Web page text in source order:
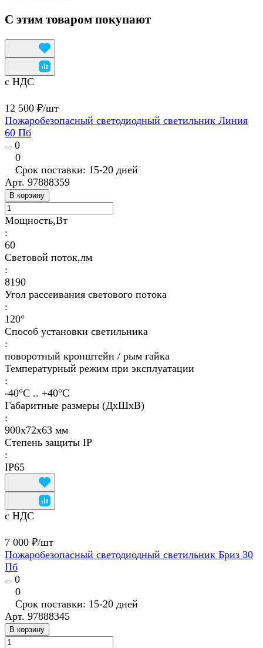
С этим товаром покупают
с НДС
12 500 ₽/шт
Пожаробезопасный светодиодный светильник Линия
60 Пб
0
0
Срок поставки: 15-20 дней
Арт. 97888359
В корзину
Мощность,Вт
:
60
Световой поток,лм
:
8190
Угол рассеивания светового потока
:
120°
Способ установки светильника
:
поворотный кронштейн / рым гайка
Температурный режим при эксплуатации
:
-40°С .. +40°C
Габаритные размеры (ДхШхВ)
:
900х72х63 мм
Степень защиты IP
:
IP65
с НДС
7 000 ₽/шт
Пожаробезопасный светодиодный светильник Бриз 30
Пб
0
0
Срок поставки: 15-20 дней
Арт. 97888345
В корзину